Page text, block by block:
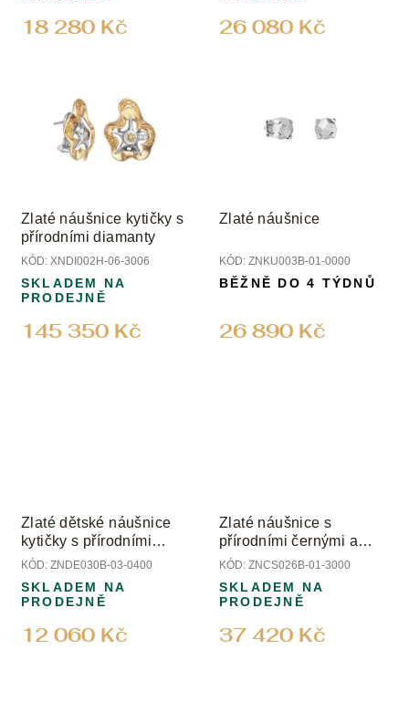
ů18 280 Kč 26 080 Kč
Zlaté náušnice kytičky s
přírodními diamanty
KÓD: XNDI002H-06-3006
145 350 Kč
SKLADEM NA
PRODEJNĚ
Zlaté náušnice
KÓD: ZNKU003B-01-0000
26 890 Kč
BĚŽNĚ DO 4 TÝDNŮ
Zlaté dětské náušnice
kytičky s přírodními
rubíny
KÓD: ZNDE030B-03-0400
12 060 Kč
SKLADEM NA
PRODEJNĚ
Zlaté náušnice s
přírodními černými a
čirými diamanty
KÓD: ZNCS026B-01-3000
37 420 Kč
SKLADEM NA
PRODEJNĚ